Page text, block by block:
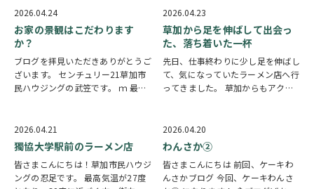
とジェリーやピンクパンサー、ウッ
ドペッカー、パワーパフガールズな
ど、一度は目にし…
る日、通りすがりに「花は好き
か？」と聞かれ、私が「はい」と答
えると、小さな紙…
2026.04.24
お家の景観はこだわります
か？
ブログを拝見いただきありがとうご
ざいます。 センチュリー21草加市
民ハウジングの武笠です。 ｍ 最
間取り、どちらもリノベーション済
み 唯一、5階と9階で階層が分かれ
ておりました…
2026.04.23
草加から足を伸ばして出会っ
た、落ち着いた一杯
先日、仕事終わりに少し足を伸ばし
て、気になっていたラーメン店へ行
ってきました。 草加からもアクセ
気で、最初は少し緊張感もありまし
たが、店内に入ると温かみのある空
間が広がっており…
2026.04.21
獨協大学駅前のラーメン店
皆さまこんにちは！草加市民ハウジ
ングの忍足です。 最高気温が27度
2026.04.20
わんさか②
皆さまこんにちは 前回、ケーキわ
んさかブログ 今回、ケーキわんさ